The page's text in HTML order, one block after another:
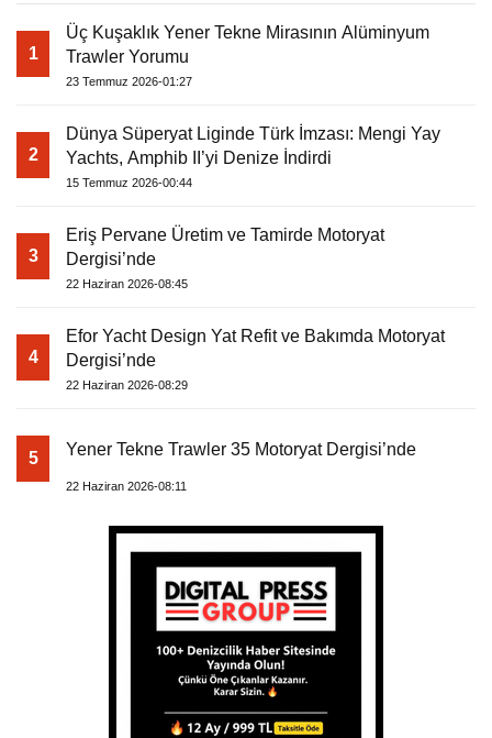
1
Üç Kuşaklık Yener Tekne Mirasının Alüminyum
Trawler Yorumu
23 Temmuz 2026-01:27
2
Dünya Süperyat Liginde Türk İmzası: Mengi Yay
Yachts, Amphib II’yi Denize İndirdi
15 Temmuz 2026-00:44
3
Eriş Pervane Üretim ve Tamirde Motoryat
Dergisi’nde
22 Haziran 2026-08:45
4
Efor Yacht Design Yat Refit ve Bakımda Motoryat
Dergisi’nde
22 Haziran 2026-08:29
5 Yener Tekne Trawler 35 Motoryat Dergisi’nde
22 Haziran 2026-08:11